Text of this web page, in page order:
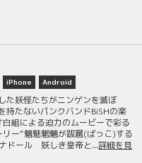
iPhone Android
た妖怪たちがニンゲンを滅ぼ
持たないパンクバンドBiSHの楽
白組による迫力のムービーで彩る
リー“魑魅魍魎が跋扈(ばっこ)する
ドール 妖しき皇帝と...詳細を見